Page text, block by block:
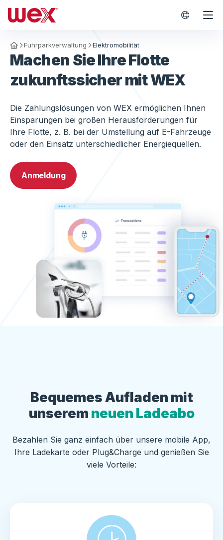
Homepage
Fuhrparkverwaltung Elektromobilität
Machen Sie Ihre Flotte
zukunftssicher mit WEX
Die Zahlungslösungen von WEX ermöglichen Ihnen
Einsparungen bei großen Herausforderungen für
Ihre Flotte, z. B. bei der Umstellung auf E-Fahrzeuge
oder den Einsatz unterschiedlicher Energiequellen.
Anmeldung
Bequemes Aufladen mit
unserem neuen Ladeabo
Bezahlen Sie ganz einfach über unsere mobile App,
Ihre Ladekarte oder Plug&Charge und genießen Sie
viele Vorteile: